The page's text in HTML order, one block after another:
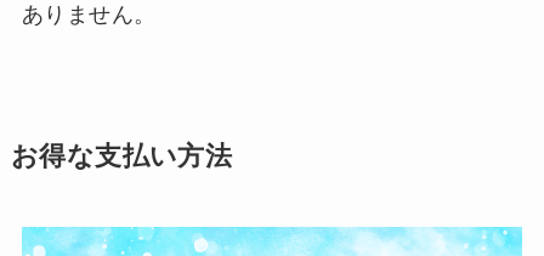
ありません。
お得な支払い方法